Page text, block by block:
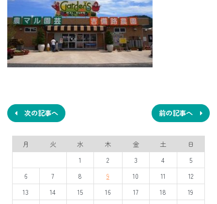
稿
ナ
ビ
ゲ
ー
シ
前の記事へ
次の記事へ
月 火 水 木 金 土
日
1
2 3 4
5
6
7 8 9 10 11
12
13
14 15 16 17 18
19